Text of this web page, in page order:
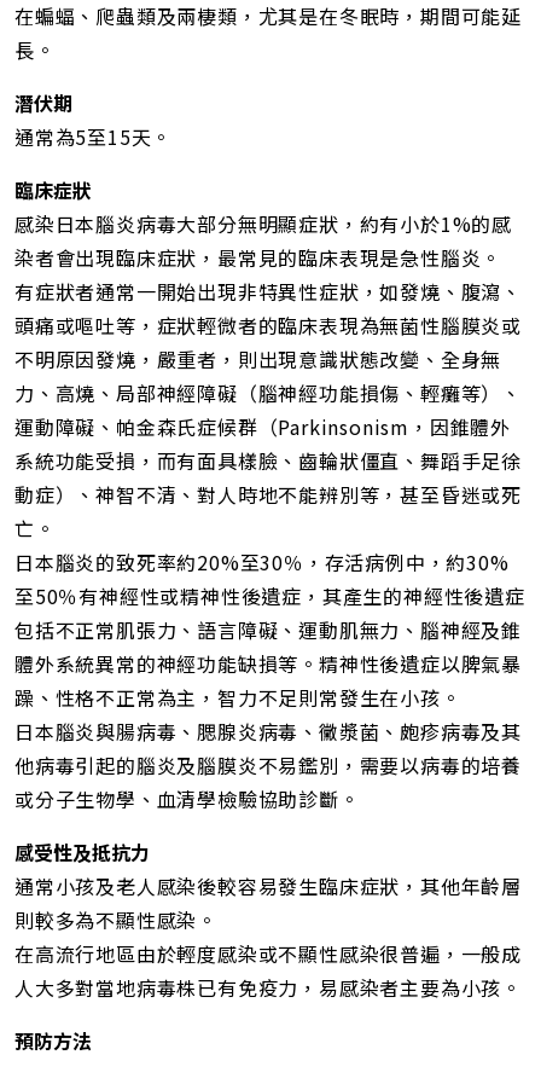
在蝙蝠、爬蟲類及兩棲類，尤其是在冬眠時，期間可能延
長。
潛伏期
通常為5至15天。
臨床症狀
感染日本腦炎病毒大部分無明顯症狀，約有小於1%的感
染者會出現臨床症狀，最常見的臨床表現是急性腦炎。
有症狀者通常一開始出現非特異性症狀，如發燒、腹瀉、
頭痛或嘔吐等，症狀輕微者的臨床表現為無菌性腦膜炎或
不明原因發燒，嚴重者，則出現意識狀態改變、全身無
力、高燒、局部神經障礙（腦神經功能損傷、輕癱等）、
運動障礙、帕金森氏症候群（Parkinsonism，因錐體外
系統功能受損，而有面具樣臉、齒輪狀僵直、舞蹈手足徐
動症）、神智不清、對人時地不能辨別等，甚至昏迷或死
亡。
日本腦炎的致死率約20%至30％，存活病例中，約30%
至50％有神經性或精神性後遺症，其產生的神經性後遺症
包括不正常肌張力、語言障礙、運動肌無力、腦神經及錐
體外系統異常的神經功能缺損等。精神性後遺症以脾氣暴
躁、性格不正常為主，智力不足則常發生在小孩。
日本腦炎與腸病毒、腮腺炎病毒、黴漿菌、皰疹病毒及其
他病毒引起的腦炎及腦膜炎不易鑑別，需要以病毒的培養
或分子生物學、血清學檢驗協助診斷。
感受性及抵抗力
通常小孩及老人感染後較容易發生臨床症狀，其他年齡層
則較多為不顯性感染。
在高流行地區由於輕度感染或不顯性感染很普遍，一般成
人大多對當地病毒株已有免疫力，易感染者主要為小孩。
預防方法